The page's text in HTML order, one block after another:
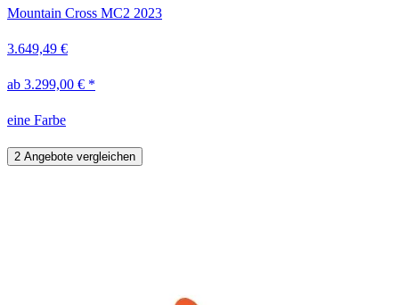
Mountain Cross MC2 2023
3.649,49 €
ab 3.299,00 € *
eine Farbe
2 Angebote vergleichen